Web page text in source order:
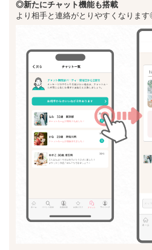
◎新たにチャット機能も搭載
より相手と連絡がとりやすくなりま